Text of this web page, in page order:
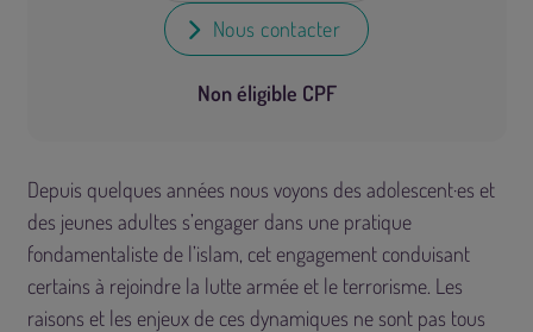
Nous contacter
Non éligible CPF
Depuis quelques années nous voyons des adolescent·es et
des jeunes adultes s’engager dans une pratique
fondamentaliste de l’islam, cet engagement conduisant
certains à rejoindre la lutte armée et le terrorisme. Les
raisons et les enjeux de ces dynamiques ne sont pas tous